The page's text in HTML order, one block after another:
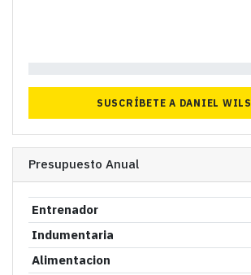
SUSCRÍBETE A DANIEL
Presupuesto Anual
Entrenador
Indumentaria
Alimentacion